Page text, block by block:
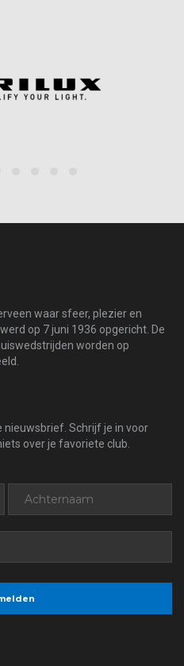
waar sfeer, plezier en
op 7 juni 1936 opgericht. De
worden op
Schrijf je in voor
over je favoriete club.